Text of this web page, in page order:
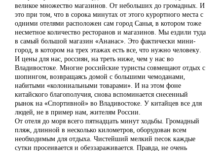
великое множество магазинов. От небольших до громадных. И
это при том, что в сорока минутах от этого курортного места с
одними отелями расположен сам город Санья, в котором тоже
несметное количество ресторанов и магазинов. Мы ездили туда
в самый большой магазин «Ананас». Это фактически мини-
город, в котором на трех этажах есть все, что нужно человеку.
И цены для нас, россиян, на треть ниже, чем у нас во
Владивостоке. Многие российские туристы совмещают отдых с
шопингом, возвращаясь домой с большими чемоданами,
набитыми «колониальными товарами». И на этом фоне
китайского благополучия, снова вспоминается снесенный
рынок на «Спортивной» во Владивостоке. У китайцев все для
людей, не в пример нам, жителям России.
От отеля до моря всего пятнадцать минут ходьбы. Громадный
пляж, длинной в несколько километров, оборудован всем
необходимым для отдыха. Чистейший мелкий песок каждые
сутки просеивается и обеззараживается. Правда, не очень